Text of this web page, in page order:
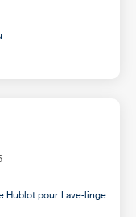
Hublot pour Lave-linge